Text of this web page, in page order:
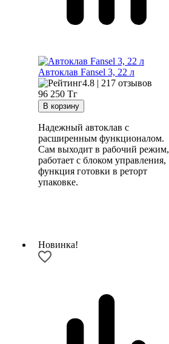
Автоклав Fansel 3, 22 л
4.8 | 217 отзывов
96 250 Тг
Надежный автоклав с
расширенным функционалом.
Сам выходит в рабочий режим,
работает с блоком управления,
функция готовки в реторт
упаковке.
Новинка!